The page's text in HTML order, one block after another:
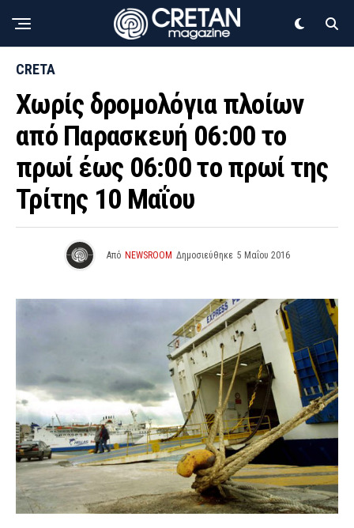
CRETA
Χωρίς δρομολόγια πλοίων
από Παρασκευή 06:00 το
πρωί έως 06:00 το πρωί της
Τρίτης 10 Μαΐου
Από NEWSROOM Δημοσιεύθηκε 5 Μαΐου 2016